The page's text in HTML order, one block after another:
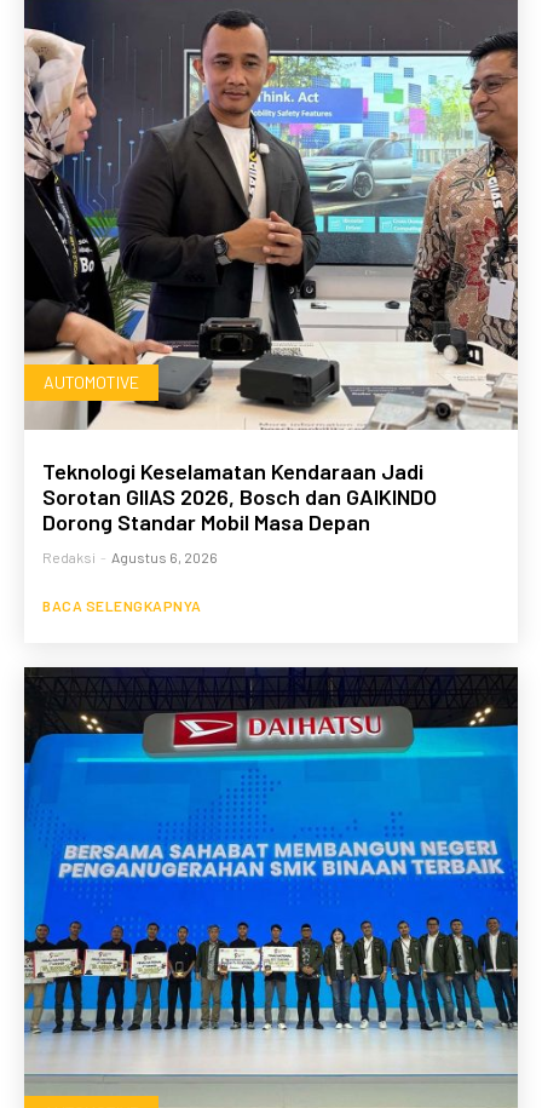
AUTOMOTIVE
Teknologi Keselamatan Kendaraan Jadi
Sorotan GIIAS 2026, Bosch dan GAIKINDO
Dorong Standar Mobil Masa Depan
Redaksi - Agustus 6, 2026
BACA SELENGKAPNYA